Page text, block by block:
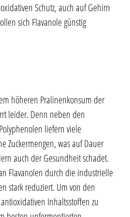
Schutz, auch auf Gehirn
sich Flavanole günstig
höheren Pralinenkonsum der
leider. Denn neben den
liefern viele
Zuckermengen, was auf Dauer
auch der Gesundheit schadet.
Flavanolen durch die industrielle
stark reduziert. Um von den
Inhaltsstoffen zu